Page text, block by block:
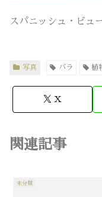
スパニッシュ・ビュ
写真 バラ 植
X
関連記事
未分類